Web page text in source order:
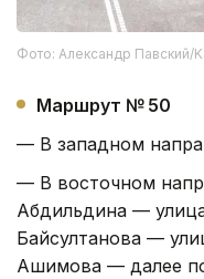
Фото: Александр Павский/
Маршрут № 50
— В западном
— В восточном
Абдильдина —
Байсултанова —
Ашимова — далее